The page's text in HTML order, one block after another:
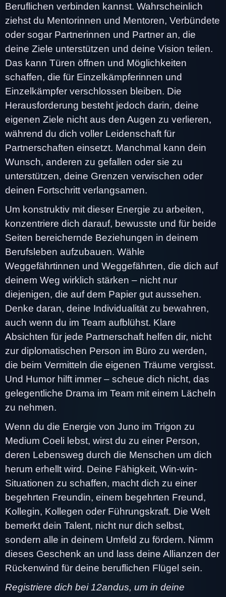
Beruflichen verbinden kannst. Wahrscheinlich
ziehst du Mentorinnen und Mentoren, Verbündete
oder sogar Partnerinnen und Partner an, die
deine Ziele unterstützen und deine Vision teilen.
Das kann Türen öffnen und Möglichkeiten
schaffen, die für Einzelkämpferinnen und
Einzelkämpfer verschlossen bleiben. Die
Herausforderung besteht jedoch darin, deine
eigenen Ziele nicht aus den Augen zu verlieren,
während du dich voller Leidenschaft für
Partnerschaften einsetzt. Manchmal kann dein
Wunsch, anderen zu gefallen oder sie zu
unterstützen, deine Grenzen verwischen oder
deinen Fortschritt verlangsamen.
Um konstruktiv mit dieser Energie zu arbeiten,
konzentriere dich darauf, bewusste und für beide
Seiten bereichernde Beziehungen in deinem
Berufsleben aufzubauen. Wähle
Weggefährtinnen und Weggefährten, die dich auf
deinem Weg wirklich stärken – nicht nur
diejenigen, die auf dem Papier gut aussehen.
Denke daran, deine Individualität zu bewahren,
auch wenn du im Team aufblühst. Klare
Absichten für jede Partnerschaft helfen dir, nicht
zur diplomatischen Person im Büro zu werden,
die beim Vermitteln die eigenen Träume vergisst.
Und Humor hilft immer – scheue dich nicht, das
gelegentliche Drama im Team mit einem Lächeln
zu nehmen.
Wenn du die Energie von Juno im Trigon zu
Medium Coeli lebst, wirst du zu einer Person,
deren Lebensweg durch die Menschen um dich
herum erhellt wird. Deine Fähigkeit, Win-win-
Situationen zu schaffen, macht dich zu einer
begehrten Freundin, einem begehrten Freund,
Kollegin, Kollegen oder Führungskraft. Die Welt
bemerkt dein Talent, nicht nur dich selbst,
sondern alle in deinem Umfeld zu fördern. Nimm
dieses Geschenk an und lass deine Allianzen der
Rückenwind für deine beruflichen Flügel sein.
Registriere dich bei 12andus, um in deine